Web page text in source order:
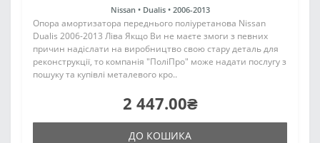
Nissan • Dualis • 2006-2013
Опора амортизатора переднього поліуретанова Nissan
Dualis 2006-2013 Ліва Якщо Ви не маєте змоги з певних
причин надіслати на виробництво свою стару деталь для
реконструкції, то компанія "ПоліПро" може надати послугу з
пошуку та купівлі металевого кро..
2 447.00₴
ДО КОШИКА